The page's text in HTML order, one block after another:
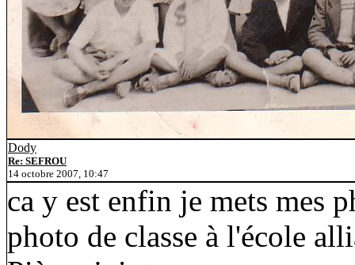
Dody
Re: SEFROU
14 octobre 2007, 10:47
ca y est enfin je mets mes
photo de classe à l'école